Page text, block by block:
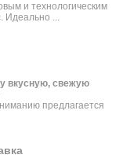
и технологическим
Идеально ...
вкусную, свежую
предлагается